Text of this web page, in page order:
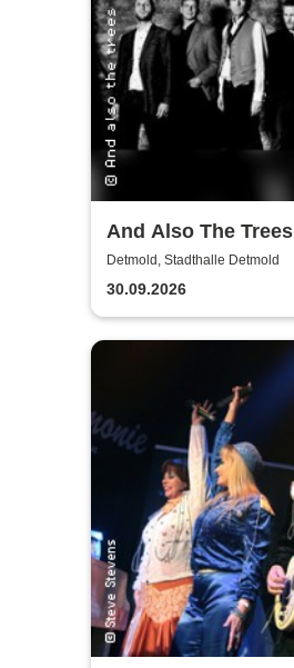
And Also The Trees |
Stadthalle Detmold
Detmold, Stadthalle Detmold
30.09.2026